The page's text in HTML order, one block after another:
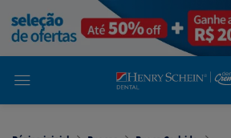
Dental
Cremer -
Henry Schein
Laboratório
Laboratório